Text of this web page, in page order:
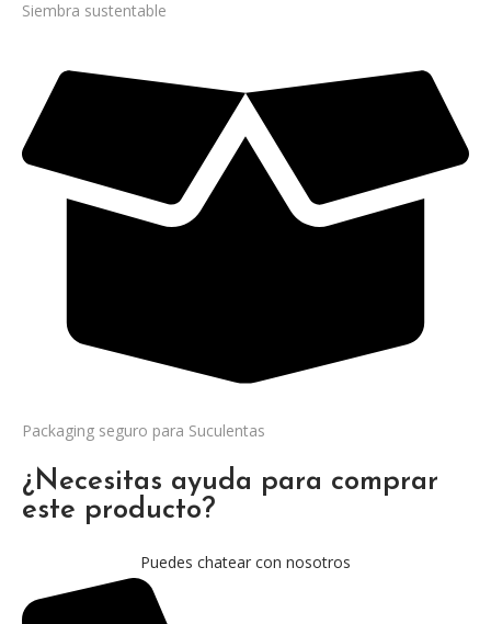
Siembra sustentable
Packaging seguro para Suculentas
¿Necesitas ayuda para comprar
este producto?
Puedes chatear con nosotros